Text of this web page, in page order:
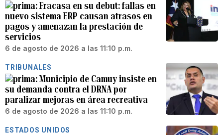
Fracasa en su debut: fallas en
nuevo sistema ERP causan atrasos en
pagos y amenazan la prestación de
servicios
6 de agosto de 2026 a las 11:10 p.m.
TRIBUNALES
Municipio de Camuy insiste en
su demanda contra el DRNA por
paralizar mejoras en área recreativa
6 de agosto de 2026 a las 11:10 p.m.
ESTADOS UNIDOS